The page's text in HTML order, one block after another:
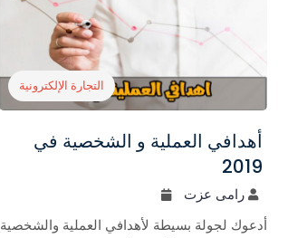
التجارة الإلكترونية
أهدافي العملية و الشخصية في
2019
رامى عزت
أدعوك لجولة بسيطة لأهدافي العملية والشخصية